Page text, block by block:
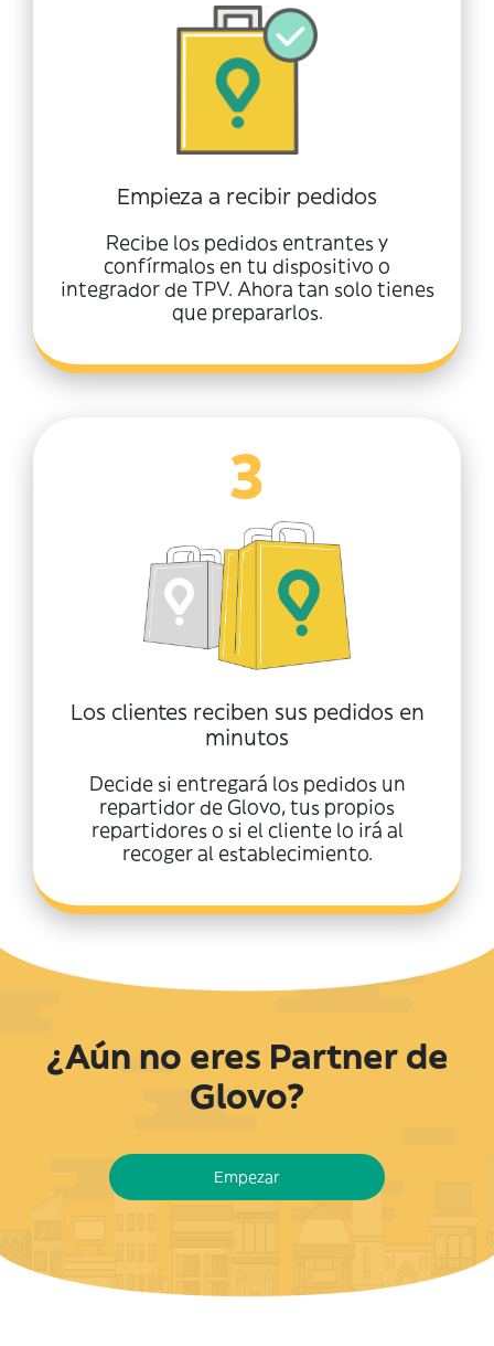
Empieza a recibir pedidos
Recibe los pedidos entrantes y
confírmalos en tu dispositivo o
integrador de TPV. Ahora tan solo tienes
que prepararlos.
3
Los clientes reciben sus pedidos en
minutos
Decide si entregará los pedidos un
repartidor de Glovo, tus propios
repartidores o si el cliente lo irá al
recoger al establecimiento.
¿Aún no eres Partner de
Glovo?
Empezar